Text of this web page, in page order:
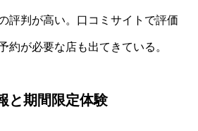
評判が高い。口コミサイトで評価
約が必要な店も出てきている。
と期間限定体験